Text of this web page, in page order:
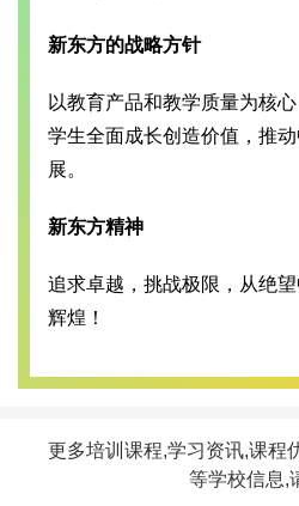
新东方的战略方针
以教育产品和教学质量为核
学生全面成长创造价值，推
展。
新东方精神
追求卓越，挑战极限，从绝
辉煌！
更多培训课程,学习资讯,课程
等学校信息,